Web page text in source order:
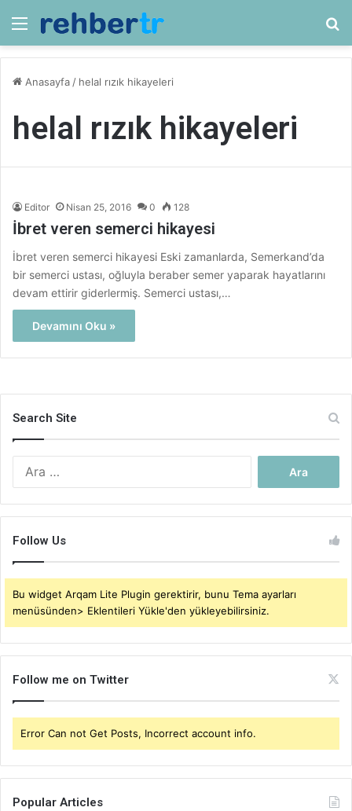
Menü
Anasayfa / helal rızık hikayeleri
helal rızık hikayeleri
Editor Nisan 25, 2016 0 128
İbret veren semerci hikayesi
İbret veren semerci hikayesi Eski zamanlarda, Semerkand’da
bir semerci ustası, oğluyla beraber semer yaparak hayatlarını
devam ettirir giderlermiş. Semerci ustası,…
Devamını Oku »
Search Site
Follow Us
Bu widget Arqam Lite Plugin gerektirir, bunu Tema ayarları
menüsünden> Eklentileri Yükle'den yükleyebilirsiniz.
Follow me on Twitter
Error Can not Get Posts, Incorrect account info.
Popular Articles